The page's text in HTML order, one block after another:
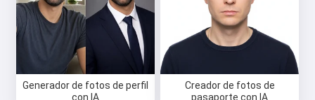
Generador de fotos de perfil
con IA
Creador de fotos de
pasaporte con IA